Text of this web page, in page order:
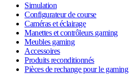
Simulation
Configurateur de course
Caméras et éclairage
Manettes et contrôleurs gaming
Meubles gaming
Accessoires
Produits reconditionnés
Pièces de rechange pour le gaming